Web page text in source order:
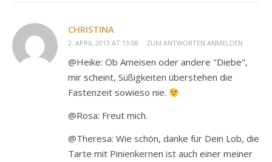
CHRISTINA
2. APRIL 2013 AT 13:08 ZUM ANTWORTEN ANMELDEN
@Heike: Ob Ameisen oder andere "Diebe",
mir scheint, Süßigkeiten überstehen die
Fastenzeit sowieso nie.
@Rosa: Freut mich.
@Theresa: Wie schön, danke für Dein Lob, die
Tarte mit Pinienkernen ist auch einer meiner